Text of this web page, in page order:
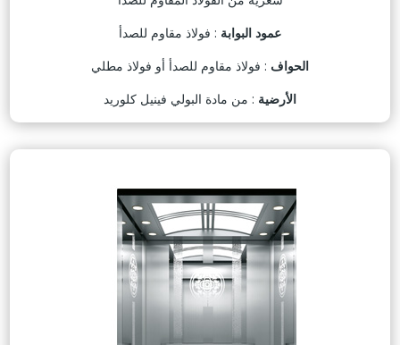
عمود البوابة : فولاذ مقاوم للصدأ
الحواف : فولاذ مقاوم للصدأ أو فولاذ مطلي
الأرضية : من مادة البولي فينيل كلوريد